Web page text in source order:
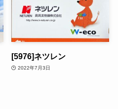
[5976]ネツレン
2022年7月3日